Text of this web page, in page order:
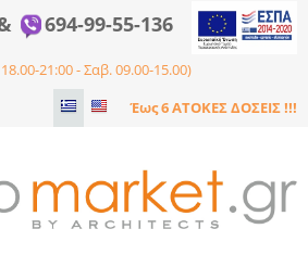
694-99-55-136
21:00 - Σαβ. 09.00-15.00)
Έως 6 ΑΤΟΚΕΣ ΔΟΣΕΙΣ !!!